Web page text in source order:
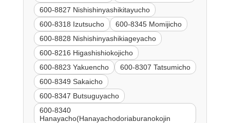
600-8827 Nishishinyashikitayucho
600-8318 Izutsucho
600-8345 Momijicho
600-8828 Nishishinyashikiageyacho
600-8216 Higashishiokojicho
600-8823 Yakuencho
600-8307 Tatsumicho
600-8349 Sakaicho
600-8347 Butsuguyacho
600-8340
Hanayacho(Hanayachodoriaburanokojin